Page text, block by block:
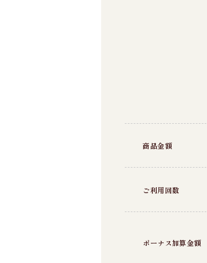
商品金額
ご利用回数
ボーナス加算金額